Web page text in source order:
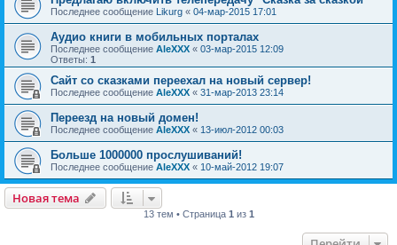
Последнее сообщение Likurg « 04-мар-2015 17:01
Аудио книги в мобильных порталах
Последнее сообщение AleXXX « 03-мар-2015 12:09
Ответы: 1
Сайт со сказками переехал на новый сервер!
Последнее сообщение AleXXX « 31-мар-2013 23:14
Переезд на новый домен!
Последнее сообщение AleXXX « 13-июл-2012 00:03
Больше 1000000 прослушиваний!
Последнее сообщение AleXXX « 10-май-2012 19:07
Новая тема
13 тем • Страница 1 из 1